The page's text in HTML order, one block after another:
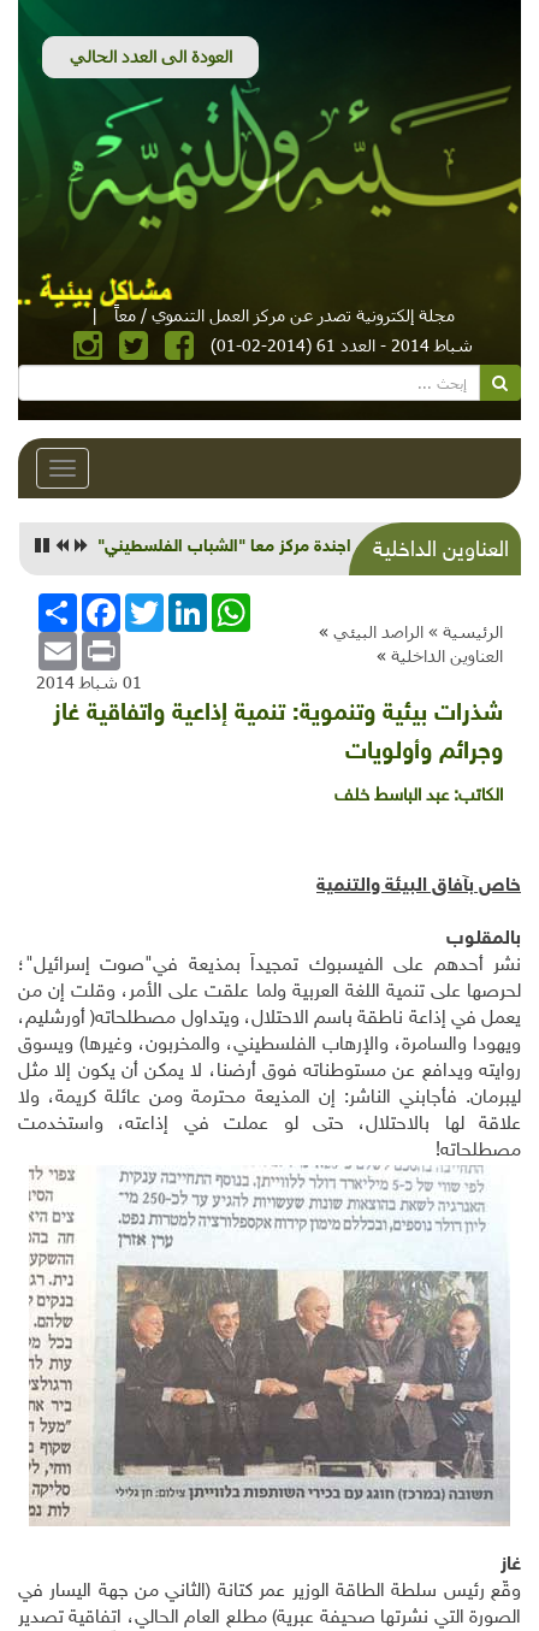
مجلة إلكترونية تصدر عن مركز العمل التنموي / معاً
|
شباط 2014 - العدد 61 (2014-02-01)
Toggle
العناوين الداخليةعرض اجندة مركز معا "الشباب الفلسطيني"
الرئيسية » الراصد البيئي »
العناوين الداخلية »
انشر
FacebookTwitterLinkedInWhatsApp
Email Print
01 شباط 2014
شذرات بيئية وتنموية: تنمية إذاعية واتفاقية غاز
وجرائم وأولويات
الكاتب:عبد الباسط خلف
خاص بآفاق البيئة والتنمية
بالمقلوب
نشر أحدهم على الفيسبوك تمجيداً بمذيعة في"صوت إسرائيل"؛
لحرصها على تنمية اللغة العربية ولما علقت على الأمر، وقلت إن من
يعمل في إذاعة ناطقة باسم الاحتلال، ويتداول مصطلحاته( أورشليم،
ويهودا والسامرة، والإرهاب الفلسطيني، والمخربون، وغيرها) ويسوق
روايته ويدافع عن مستوطناته فوق أرضنا، لا يمكن أن يكون إلا مثل
ليبرمان. فأجابني الناشر: إن المذيعة محترمة ومن عائلة كريمة، ولا
علاقة لها بالاحتلال، حتى لو عملت في إذاعته، واستخدمت
مصطلحاته!
غاز
وقّع رئيس سلطة الطاقة الوزير عمر كتانة (الثاني من جهة اليسار في
الصورة التي نشرتها صحيفة عبرية) مطلع العام الحالي، اتفاقية تصدير